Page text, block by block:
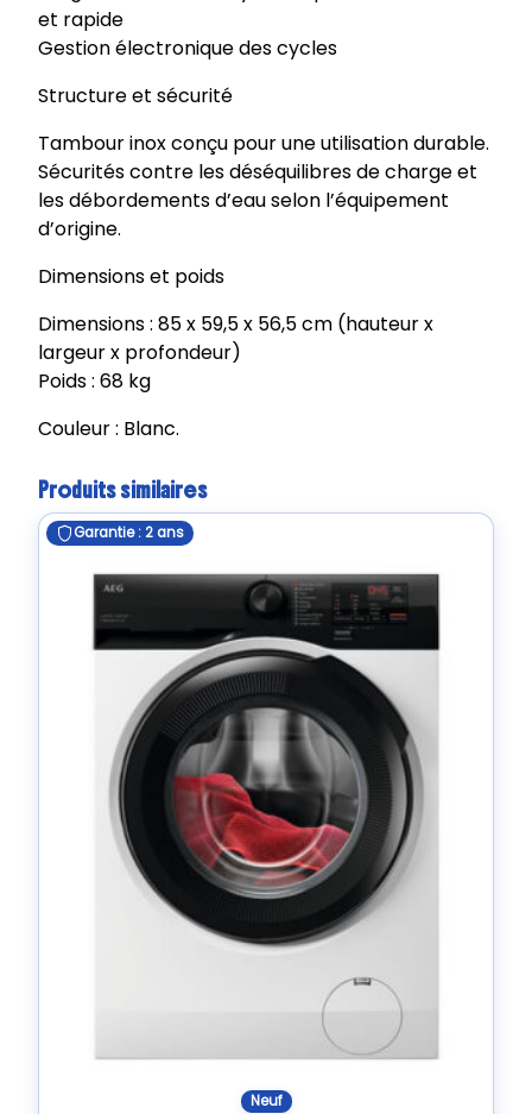
et rapide
Gestion électronique des cycles
Structure et sécurité
Tambour inox conçu pour une utilisation durable.
Sécurités contre les déséquilibres de charge et
les débordements d’eau selon l’équipement
d’origine.
Dimensions et poids
Dimensions : 85 x 59,5 x 56,5 cm (hauteur x
largeur x profondeur)
Poids : 68 kg
Couleur : Blanc.
Produits similaires
Garantie : 2 ans
Neuf